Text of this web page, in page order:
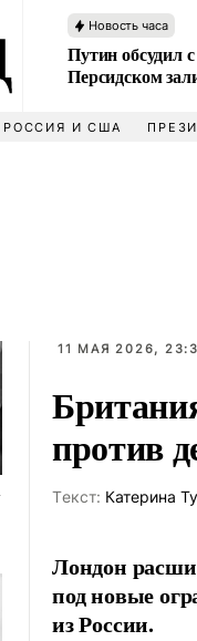
Новость часа
Путин обсудил
Персидском
РОССИЯ И США
11 МАЯ 2026,
против
Tекст: Катерина
Лондон
под новые
из России.